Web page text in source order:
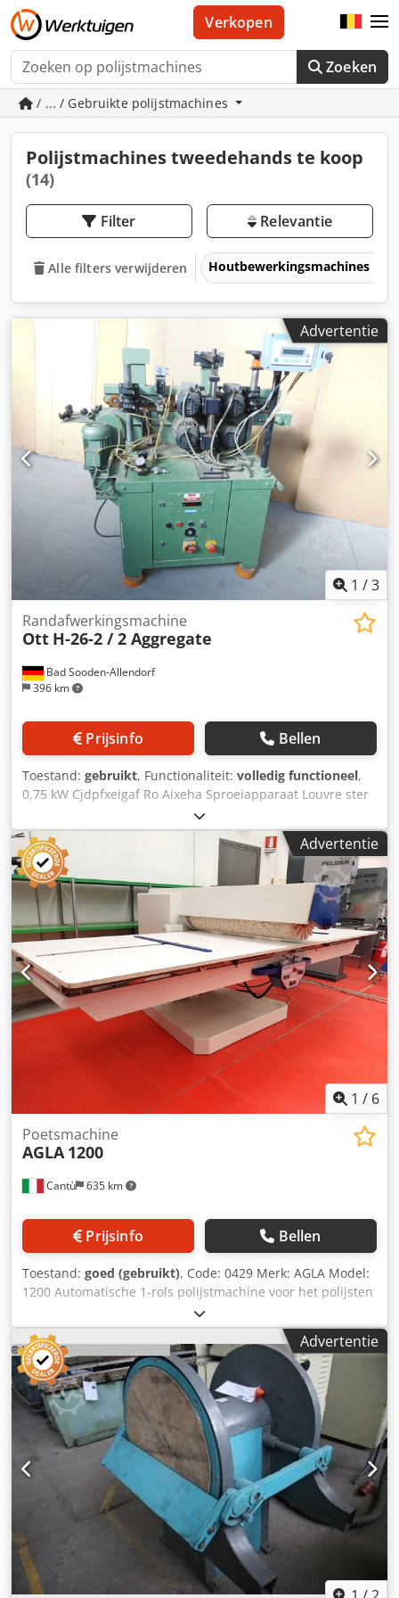
Zoeken
Verkopen
/ ... / Gebruikte polijstmachines
Polijstmachines tweedehands te koop
(14)
Filter Relevantie
Alle filters verwijderen Houtbewerkingsmachines
Advertentie
1 /3
Bad Sooden-Allendorf
396 km
Randafwerkingsmachine
Ott H-26-2 / 2 Aggregate
Prijsinfo Bellen
Toestand: gebruikt, Functionaliteit: volledig functioneel,
0,75 kW Cjdpfxeigaf Ro Aixeha Sproeiapparaat Louvre ster
150/70/25 mm sisal/leer/kunststof stof Lamellenster
150/70/25 mm sisal/kunststofweefsel Flenzen 70 mm
gereduceerd tot 11 mm (2 stuks) Metaal Bovenste
bedieningspaneel 4 motoren à 0,18 kW voor borstels
Advertentie
1 / 6
Cantù 635 km
Poetsmachine
AGLA 1200
Prijsinfo Bellen
Toestand: goed (gebruikt), Code: 0429 Merk: AGLA Model:
1200 Automatische 1-rols polijstmachine voor het polijsten
van polyester- en polyurethaanlakken, hout, metalen,
marmer en vergelijkbare materialen Technische
specificaties: Robuuste constructie Werkstukoppervlak:
3600 x 1260 mm Werkbreedte: 1200 mm Werkhoogte: 300
mm Borsteldiameter: 350 mm Motor: 15 pk Chjdpfxezh
Eacs Aixja Automatische verhoging van het werkoppervlak
2 werkstuk-klemmen Totale afmetingen: 3600 x 2180 x
1650 mm (h) Gewicht: 1700 kg
Advertentie